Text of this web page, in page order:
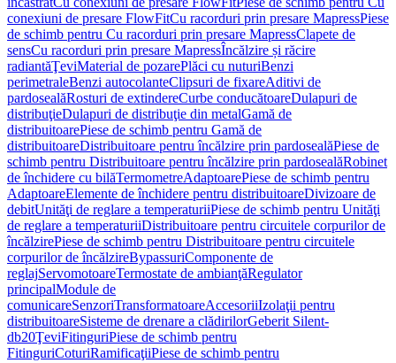
conexiuni de presare FlowFitCu racorduri prin presare MapressPiese
de schimb pentru Cu racorduri prin presare MapressClapete de
sensCu racorduri prin presare MapressÎncălzire și răcire
radiantăŢeviMaterial de pozarePlăci cu nuturiBenzi
perimetraleBenzi autocolanteClipsuri de fixareAditivi de
pardosealăRosturi de extindereCurbe conducătoareDulapuri de
distribuţieDulapuri de distribuţie din metalGamă de
distribuitoarePiese de schimb pentru Gamă de
distribuitoareDistribuitoare pentru încălzire prin pardosealăPiese de
schimb pentru Distribuitoare pentru încălzire prin pardosealăRobinet
de închidere cu bilăTermometreAdaptoarePiese de schimb pentru
AdaptoareElemente de închidere pentru distribuitoareDivizoare de
debitUnităţi de reglare a temperaturiiPiese de schimb pentru Unităţi
de reglare a temperaturiiDistribuitoare pentru circuitele corpurilor de
încălzirePiese de schimb pentru Distribuitoare pentru circuitele
corpurilor de încălzireBypassuriComponente de
reglajServomotoareTermostate de ambianţăRegulator
principalModule de
comunicareSenzoriTransformatoareAccesoriiIzolaţii pentru
distribuitoareSisteme de drenare a clădirilorGeberit Silent-
db20ŢeviFitinguriPiese de schimb pentru
FitinguriCoturiRamificaţiiPiese de schimb pentru